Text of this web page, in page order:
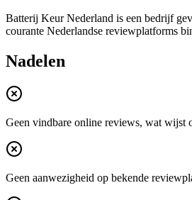
Batterij Keur Nederland is een bedrijf
courante Nederlandse reviewplatforms
Nadelen
Geen vindbare online reviews, wat wijst
Geen aanwezigheid op bekende